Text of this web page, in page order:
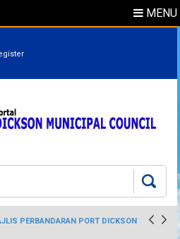
MENU
PERBANDARAN PORT DICKSON